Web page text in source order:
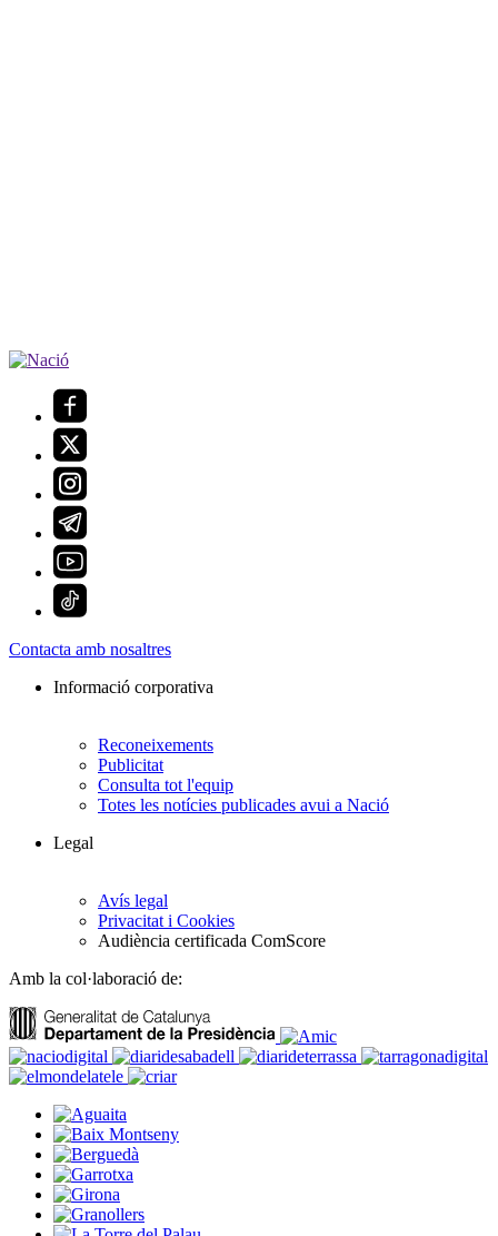
Contacta amb nosaltres
Informació corporativa
Reconeixements
Publicitat
Consulta tot l'equip
Totes les notícies publicades avui a Nació
Legal
Avís legal
Privacitat i Cookies
Audiència certificada ComScore
Amb la col·laboració de: